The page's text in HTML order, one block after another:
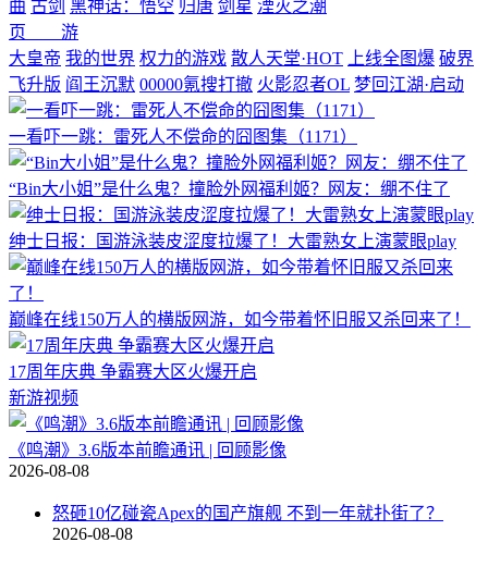
曲 古剑 黑神话：悟空 归唐 剑星 湮灭之潮
页 游
大皇帝 我的世界 权力的游戏 散人天堂·HOT 上线全图爆 破界
飞升版 阎王沉默 00000氪搜打撤 火影忍者OL 梦回江湖·启动
一看吓一跳：雷死人不偿命的囧图集（1171）
“Bin大小姐”是什么鬼？撞脸外网福利姬？网友：绷不住了
绅士日报：国游泳装皮涩度拉爆了！大雷熟女上演蒙眼play
巅峰在线150万人的横版网游，如今带着怀旧服又杀回来了！
17周年庆典 争霸赛大区火爆开启
新游视频
《鸣潮》3.6版本前瞻通讯 | 回顾影像
2026-08-08
怒砸10亿碰瓷Apex的国产旗舰 不到一年就扑街了？
2026-08-08